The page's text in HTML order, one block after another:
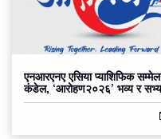
एनआरएनए एसिया प्याशिफिक
कंडेल, ‘आरोहण२०२६’ भव्य र